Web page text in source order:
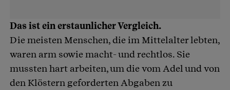
Das ist ein erstaunlicher Vergleich.
Die meisten Menschen, die im Mittelalter lebten,
waren arm sowie macht- und rechtlos. Sie
mussten hart arbeiten, um die vom Adel und von
den Klöstern geforderten Abgaben zu